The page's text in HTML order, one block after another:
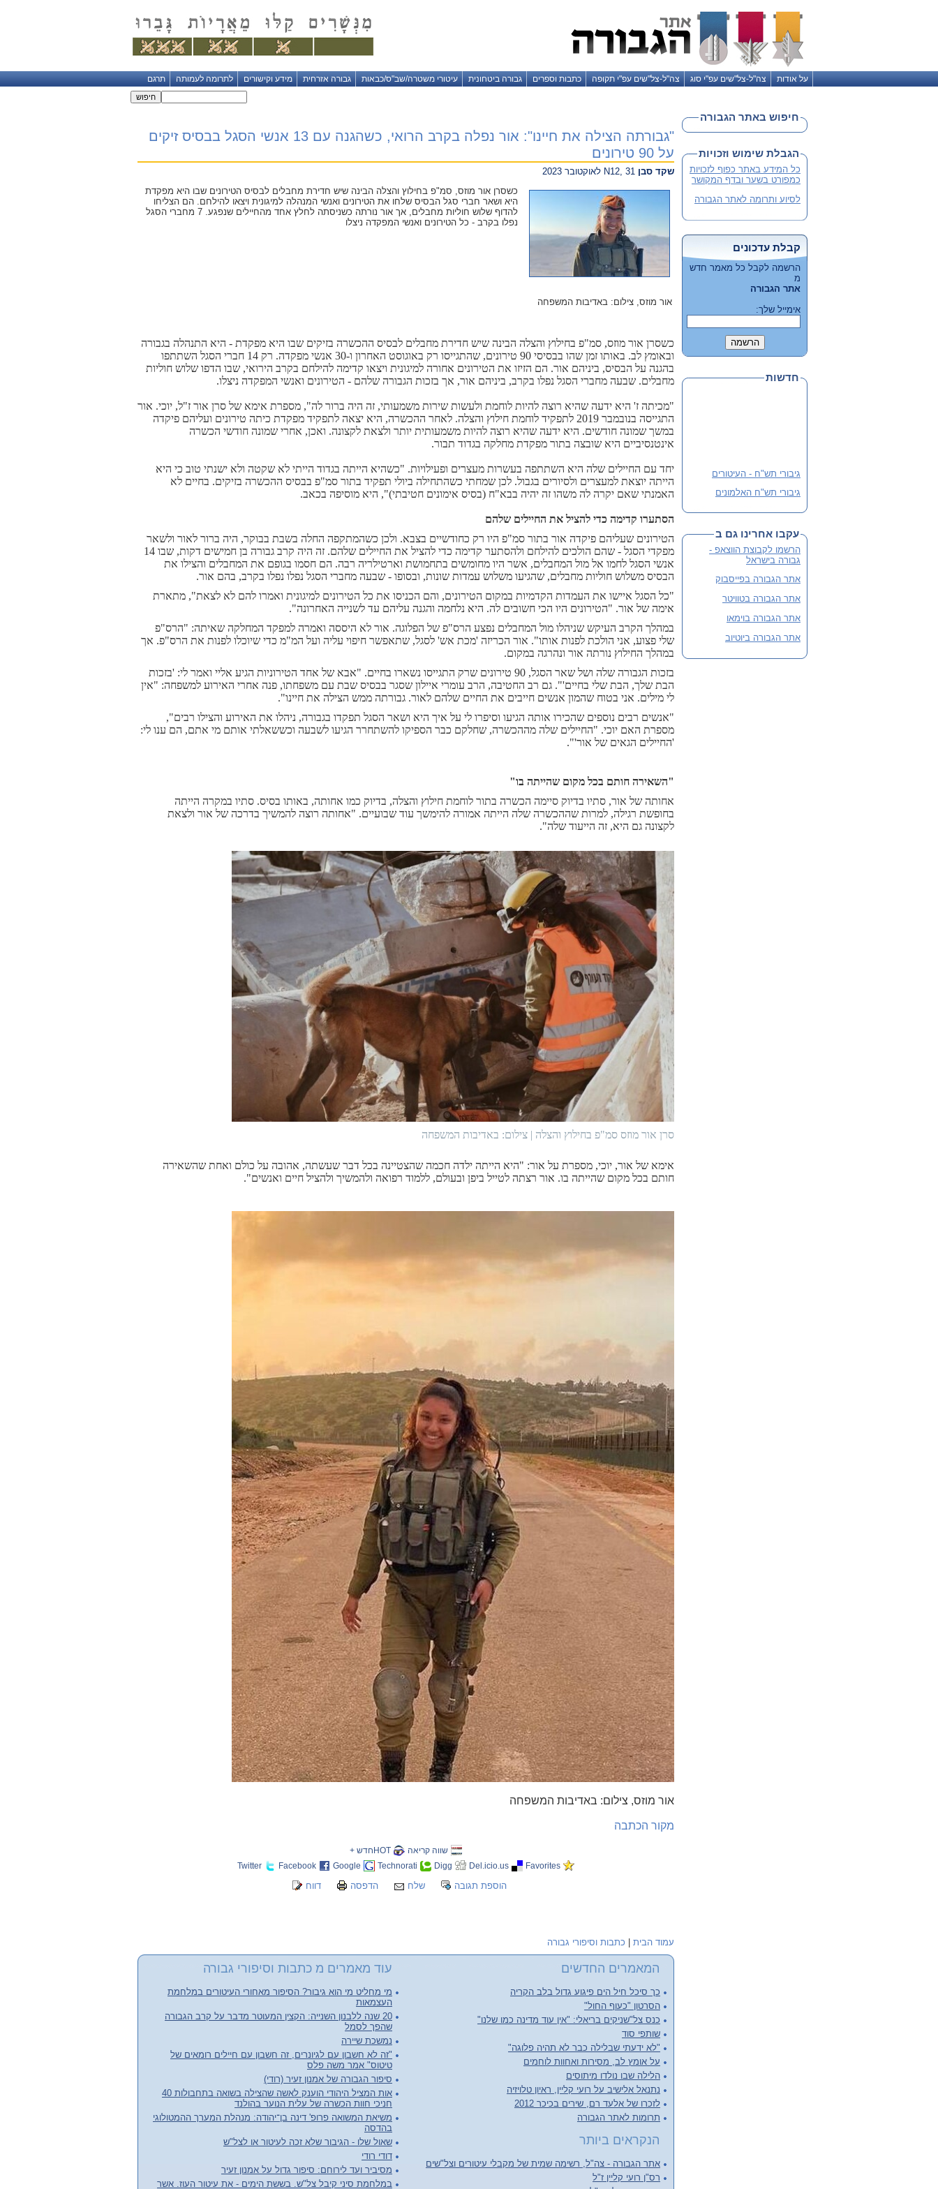
על אודות צה"ל-צל"שים עפ"י סוג צה"ל-צל"שים עפ"י תקופה כתבות וספרים גבורה ביטחונית עיטורי משטרה/שב"ס/כבאות גבורה אזרחית מידע וקישורים לתרומה לעמותה תרגם
"גבורתה הצילה את חיינו": אור נפלה בקרב הרואי, כשהגנה עם 13 אנשי הסגל בבסיס זיקים
על 90 טירונים
שקד סבן
אור מוזס, צילום: באדיבות המשפחה
כשסרן אור מוזס, סמ"פ בחילוץ והצלה הבינה שיש חדירת מחבלים לבסיס הטירונים שבו היא מפקדת
היא ושאר חברי סגל הבסיס שלחו את הטירונים ואנשי המנהלה למיגונית ויצאו להילחם. הם הצליחו
להדוף שלוש חוליות מחבלים, אך אור נורתה כשניסתה לחלץ אחד מהחיילים שנפגע. 7 מחברי הסגל
נפלו בקרב - כל הטירונים ואנשי המפקדה ניצלו
כשסרן אור מוזס, סמ"פ בחילוץ והצלה הבינה שיש חדירת מחבלים לבסיס ההכשרה בזיקים שבו היא מפקדת - היא התנהלה בגבורה
ובאומץ לב. באותו זמן שהו בבסיסי 90 טירונים, שהתגייסו רק באוגוסט האחרון ו-30 אנשי מפקדה. רק 14 חברי הסגל השתתפו
בהגנה על הבסיס, ביניהם אור. הם הזיזו את הטירונים אחורה למיגונית ויצאו קדימה להילחם בקרב הירואי, שבו הדפו שלוש חוליות
מחבלים. שבעה מחברי הסגל נפלו בקרב, ביניהם אור, אך בזכות הגבורה שלהם - הטירונים ואנשי המפקדה ניצלו.
"מכיתה ז' היא ידעה שהיא רוצה להיות לוחמת ולעשות שירות משמעותי, זה היה ברור לה", מספרת אימא של סרן אור ז"ל, יוכי. אור
התגייסה בנובמבר 2019 לתפקיד לוחמת חילוץ והצלה. לאחר ההכשרה, היא יצאה לתפקיד מפקדת כיתה טירונים ועליהם פיקדה
במשך שמונה חודשים. היא ידעה שהיא רוצה להיות משמעותית יותר ולצאת לקצונה. ואכן, אחרי שמונה חודשי הכשרה
אינטנסיביים היא שובצה בתור מפקדת מחלקה בגדוד תבור.
יחד עם החיילים שלה היא השתתפה בעשרות מעצרים ופעילויות. "כשהיא הייתה בגדוד הייתי לא שקטה ולא ישנתי טוב כי היא
הייתה יוצאת למעצרים ולסיורים בגבול. לכן שמחתי כשהתחילה ביולי תפקיד בתור סמ"פ בבסיס ההכשרה בזיקים. בחיים לא
האמנתי שאם יקרה לה משהו זה יהיה בבא"ח (בסיס אימונים חטיבתי)", היא מוסיפה בכאב.
הסתערו קדימה כדי להציל את החיילים שלהם
הטירונים שעליהם פיקדה אור בתור סמ"פ היו רק כחודשיים בצבא. ולכן כשהמתקפה החלה בשבת בבוקר, היה ברור לאור ולשאר
מפקדי הסגל - שהם הולכים להילחם ולהסתער קדימה כדי להציל את החיילים שלהם. זה היה קרב גבורה בן חמישים דקות, שבו 14
אנשי הסגל לחמו אל מול המחבלים, אשר היו מחומשים בתחמושת וארטילריה רבה. הם חסמו בגופם את המחבלים והצילו את
הבסיס משלוש חוליות מחבלים, שהגיעו משלוש עמדות שונות, ובסופו - שבעה מחברי הסגל נפלו נפלו בקרב, בהם אור.
"כל הסגל איישו את העמדות הקדמיות במקום הטירונים, והם הכניסו את כל הטירונים למיגונית ואמרו להם לא לצאת", מתארת
אימה של אור. "הטירונים היו הכי חשובים לה. היא נלחמה והגנה עליהם עד לשנייה האחרונה".
במהלך הקרב העיקש שניהלו מול המחבלים נפצע הרס"פ של הפלוגה. אור לא היססה ואמרה למפקד המחלקה שאיתה: "הרס"פ
שלי פצוע, אני הולכת לפנות אותו". אור הכריזה 'מכת אש' לסגל, שתאפשר חיפוי עליה ועל המ"מ כדי שיוכלו לפנות את הרס"פ. אך
במהלך החילוץ נורתה אור ונהרגה במקום.
בזכות הגבורה שלה ושל שאר הסגל, 90 טירונים שרק התגייסו נשארו בחיים. "אבא של אחד הטירוניות הגיע אליי ואמר לי: 'בזכות
הבת שלך, הבת שלי בחיים'". גם רב החטיבה, הרב עומרי איילון שסגר בבסיס שבת עם משפחתו, פנה אחרי האירוע למשפחה: "אין
לי מילים. אני בטוח שהמון אנשים חייבים את החיים שלהם לאור. גבורתה ממש הצילה את חיינו".
"אנשים רבים נוספים שהכירו אותה הגיעו וסיפרו לי על איך היא ושאר הסגל תפקדו בגבורה, ניהלו את האירוע והצילו רבים",
מספרת האם יוכי. "החיילים שלה מההכשרה, שחלקם כבר הספיקו להשתחרר הגיעו לשבעה וכששאלתי אותם מי אתם, הם ענו לי:
'החיילים הגאים של אור'".
"השאירה חותם בכל מקום שהייתה בו"
אחותה של אור, סתיו בדיוק סיימה הכשרה בתור לוחמת חילוץ והצלה, בדיוק כמו אחותה, באותו בסיס. סתיו במקרה הייתה
בחופשת רגילה, למרות שההכשרה שלה הייתה אמורה להימשך עוד שבועיים. "אחותה רוצה להמשיך בדרכה של אור ולצאת
לקצונה גם היא, זה הייעוד שלה".
סרן אור מוזס סמ"פ בחילוץ והצלה | צילום: באדיבות המשפחה
אימא של אור, יוכי, מספרת על אור: "היא הייתה ילדה חכמה שהצטיינה בכל דבר שעשתה, אהובה על כולם ואחת שהשאירה
חותם בכל מקום שהייתה בו. אור רצתה לטייל ביפן ובעולם, ללמוד רפואה ולהמשיך ולהציל חיים ואנשים".
אור מוזס, צילום: באדיבות המשפחה
מקור הכתבה
שווה קריאה
HOTחדש +
Favorites
Del.icio.us
Digg
Technorati
Google
Facebook
Twitter
הוספת תגובה שלח הדפסה דווח
עמוד הבית כתבות וסיפורי גבורה
המאמרים החדשים
כך סיכל חיל הים פיגוע גדול בלב הקריה
הסרטון "כעוף החול"
כנס צל"שניקים בריאלי: "אין עוד מדינה כמו שלנו"
שותפי סוד
"לא ידעתי שבלילה כבר לא תהיה פלוגה"
על אומץ לב, מסירות ואחוות לוחמים
הלילה שבו נולדו מיתוסים
נתנאל אלישיב על רועי קליין, ראיון טלויזיה
לזכרו של אלעד רם, שירים בכיכר 2012
תרומות לאתר הגבורה
הנקראים ביותר
אתר הגבורה - צה"ל, רשימה שמית של מקבלי עיטורים וצל"שים
רס"ן רועי קליין ז"ל
עוד מאמרים מ כתבות וסיפורי גבורה
מי מחליט מי הוא גיבור? הסיפור מאחורי העיטורים במלחמת
העצמאות
20 שנה ללבנון השנייה: הקצין המעוטר מדבר על קרב הגבורה
שהפך לסמל
נמשכת שיירה
"זה לא חשבון עם לגיונרים, זה חשבון עם חיילים רומאים של
טיטוס" אמר משה פלס
סיפור הגבורה של אמנון זעיר (רודי)
אות המציל היהודי הוענק לאשה שהצילה בשואה בתחבולות 40
חניכי חוות הכשרה של עלית הנוער בהולנד
משיאת המשואה פרופ' דינה בן־יהודה: מנהלת המערך ההמטולוגי
בהדסה
שאול שלו - הגיבור שלא זכה לעיטור או לצל"ש
דודי רודי
מסיביר ועד לירוחם: סיפור גדול על אמנון זעיר
במלחמת סיני קיבל צל"ש. בששת הימים - את עיטור העוז. אשר
חיפוש באתר הגבורה
הגבלת שימוש וזכויות
כל המידע באתר כפוף לזכויות
כמפורט בשער ובדף המקושר
לסיוע ותרומה לאתר הגבורה
קבלת עדכונים
הרשמה לקבל כל מאמר חדש
מ
אתר הגבורה
אימייל שלך:
חדשות
גיבורי תש"ח - העיטורים
גיבורי תש"ח האלמונים
שתי מהדורות קודמות אזלו
והנוכחית מורחבת
לסיוע ותרומה
עקבו אחרינו גם ב
הרשמו לקבוצת הווצאפ -
גבורה בישראל
אתר הגבורה בפייסבוק
אתר הגבורה בטוויטר
אתר הגבורה בוימאו
אתר הגבורה ביוטיוב